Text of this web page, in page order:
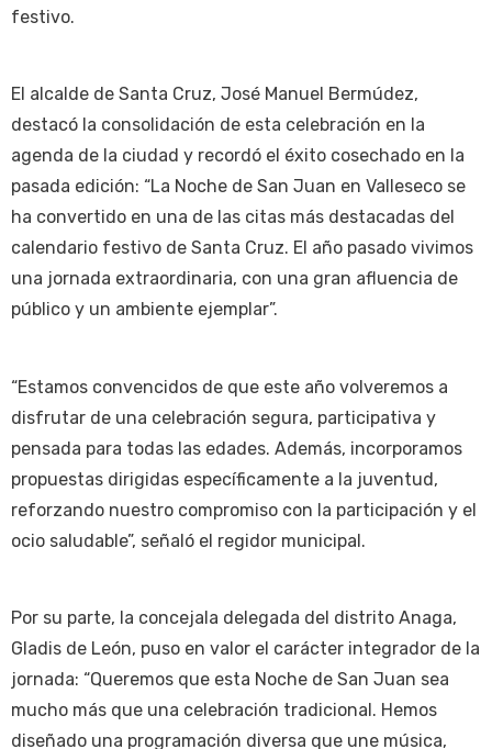
festivo.
El alcalde de Santa Cruz, José Manuel Bermúdez,
destacó la consolidación de esta celebración en la
agenda de la ciudad y recordó el éxito cosechado en la
pasada edición: “La Noche de San Juan en Valleseco se
ha convertido en una de las citas más destacadas del
calendario festivo de Santa Cruz. El año pasado vivimos
una jornada extraordinaria, con una gran afluencia de
público y un ambiente ejemplar”.
“Estamos convencidos de que este año volveremos a
disfrutar de una celebración segura, participativa y
pensada para todas las edades. Además, incorporamos
propuestas dirigidas específicamente a la juventud,
reforzando nuestro compromiso con la participación y el
ocio saludable”, señaló el regidor municipal.
Por su parte, la concejala delegada del distrito Anaga,
Gladis de León, puso en valor el carácter integrador de la
jornada: “Queremos que esta Noche de San Juan sea
mucho más que una celebración tradicional. Hemos
diseñado una programación diversa que une música,